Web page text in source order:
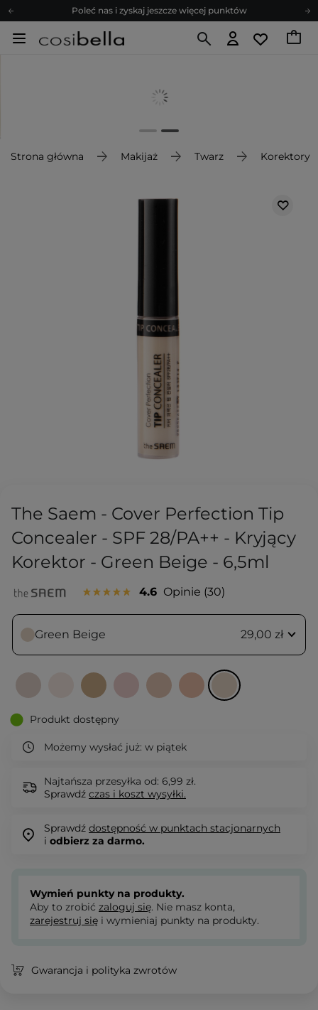
Poleć nas i zyskaj jeszcze więcej punktów
Zapisz się na newsletter pełen porad
Poleć nas i zyskaj jeszcze więcej punktów
Strona główna Makijaż Twarz Korektory
The Saem - Cover Perfection Tip
Concealer - SPF 28/PA++ - Kryjący
Korektor - Green Beige - 6,5ml
4.6 Opinie 30
Green Beige 29,00 zł
Produkt dostępny
Możemy wysłać już: w piątek
Najtańsza przesyłka od: 6,99 zł.
Sprawdź czas i koszt wysyłki.
Sprawdź dostępność w punktach stacjonarnych
i odbierz za darmo.
Wymień punkty na produkty.
Aby to zrobić zaloguj się. Nie masz konta,
zarejestruj się i wymieniaj punkty na produkty.
Gwarancja i polityka zwrotów